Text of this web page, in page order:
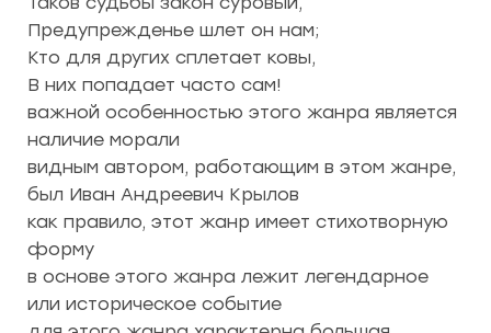
Предупрежденье шлет он нам;
Кто для других сплетает ковы,
В них попадает часто сам!
важной особенностью этого жанра является
наличие морали
видным автором, работающим в этом жанре,
был Иван Андреевич Крылов
как правило, этот жанр имеет стихотворную
форму
в основе этого жанра лежит легендарное
или историческое событие